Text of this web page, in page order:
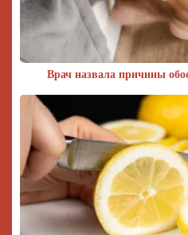
Врач назвала причины